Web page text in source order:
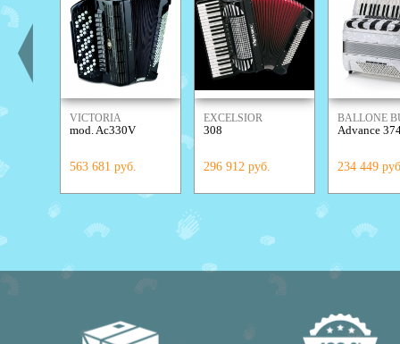
VICTORIA
mod. Ac330V
563 681 руб.
EXCELSIOR
308
296 912 руб.
BALLONE
Advance
234 449